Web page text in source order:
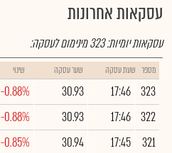
עסקאות אחרונות
עסקאות יומיות:323מינימום לעסקה:
מספר שעת עסקה שער עסקה שינוי
323
17:46
30.93
-0.88%
322
17:46
30.93
-0.88%
321
17:45
30.94
-0.85%